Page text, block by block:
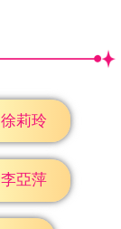
徐莉玲
李亞萍